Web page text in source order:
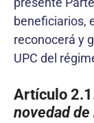
beneficiarios,
reconocerá y
UPC del
Artículo
novedad